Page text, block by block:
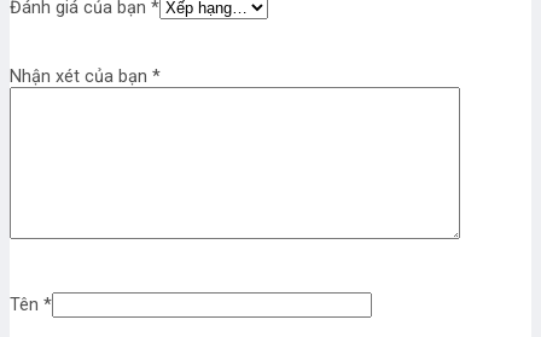
Đánh giá của bạn *
Nhận xét của bạn *
Tên *